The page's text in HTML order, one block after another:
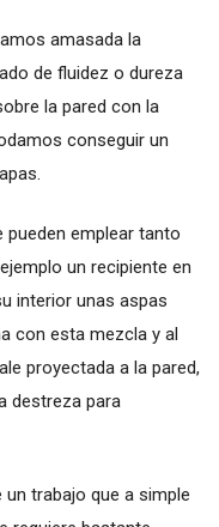
amasada la
de fluidez o dureza
la pared con la
conseguir un
emplear tanto
un recipiente en
interior unas aspas
con esta mezcla y al
proyectada a la pared,
destreza para
un trabajo que a simple